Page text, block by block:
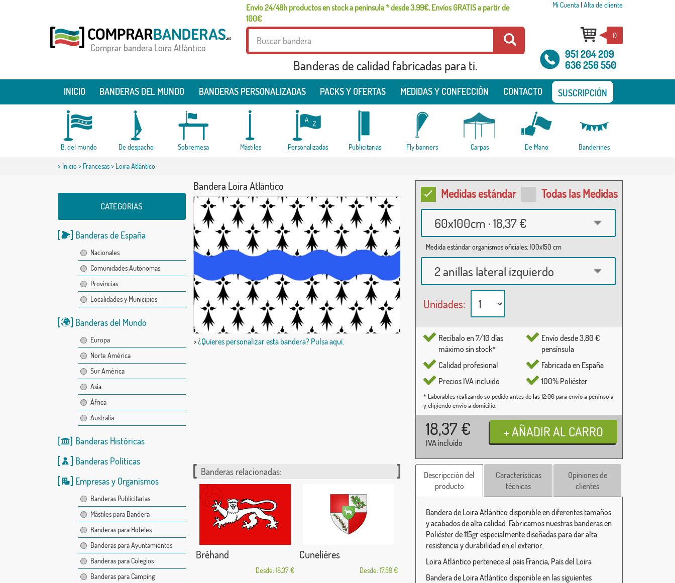
Envío 24/48h productos en stock a península * desde 3,99€, Envíos GRATIS a partir de
100€
Mi Cuenta| Alta de cliente
Comprar bandera Loira Atlántico
Banderas de calidad fabricadas para ti.
0
951 204 209
636 256 550
INICIO BANDERAS DEL MUNDO BANDERAS PERSONALIZADAS PACKS Y OFERTAS MEDIDAS Y CONFECCIÓN CONTACTO SUSCRIPCIÓN
B. del mundo De despacho Sobremesa Mástiles Personalizadas Publicitarias Fly banners Carpas De Mano Banderines
> Inicio> Francesas> Loira Atlántico
CATEGORIAS
Banderas de España
Nacionales
Comunidades Autónomas
Provincias
Localidades y Municipios
Banderas del Mundo
Europa
Norte América
Sur América
Asia
África
Australia
Banderas Históricas
Banderas Políticas
Empresas y Organismos
Banderas Publicitarias
Mástiles para Bandera
Banderas para Hoteles
Banderas para Ayuntamientos
Banderas para Colegios
Banderas para Camping
Bandera Loira Atlántico
>¿Quieres personalizar esta bandera? Pulsa aquí.
Medidas estándar Todas las Medidas
60x100cm · 18,37 €
Medida estándar organismos oficiales: 100x150 cm
2 anillas lateral izquierdo
Unidades:
Recíbalo en 7/10 días
máximo sin stock*
Calidad profesional
Precios IVA incluido
Envío desde 3,80 €
pensínsula
Fabricada en España
100% Poliéster
* Laborables realizando su pedido antes de las 12:00 para envío a península
y eligiendo envío a domicilio.
18,37 €
IVA incluido
Banderas relacionadas:
Bréhand
Desde: 18,37 €
Cunelières
Desde: 17,59 €
Descripcción del
producto
Características
técnicas
Opiniones de
clientes
Bandera de Loira Atlántico disponible en diferentes tamaños
y acabados de alta calidad. Fabricamos nuestras banderas en
Poliéster de 115gr especialmente diseñadas para dar alta
resistencia y durabilidad en el exterior.
Loira Atlántico pertenece al país Francia, País del Loira
Bandera de Loira Atlántico disponible en las siguientes